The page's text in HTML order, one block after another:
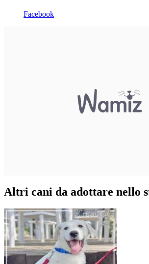
Facebook
Altri cani da adottare nello